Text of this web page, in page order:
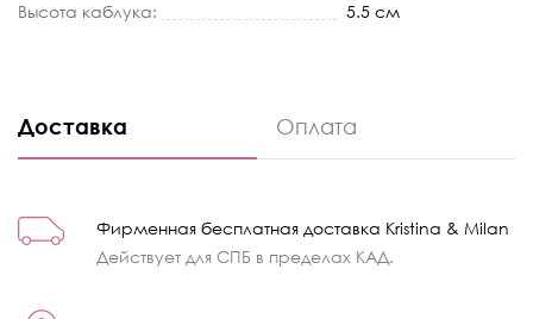
Высота каблука:
5.5 см
Доставка Оплата
Фирменная бесплатная доставка Kristina & Milan
Действует для СПБ в пределах КАД.